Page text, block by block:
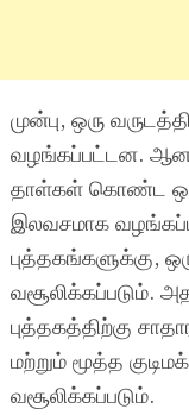
முன்பு, ஒரு
வழங்கப்பட்டன.
தாள்கள் கொண்ட
இலவசமாக
புத்தகங்களுக்கு,
வசூலிக்கப்படும்.
புத்தகத்திற்கு
மற்றும் மூத்த
வசூலிக்கப்படும்.